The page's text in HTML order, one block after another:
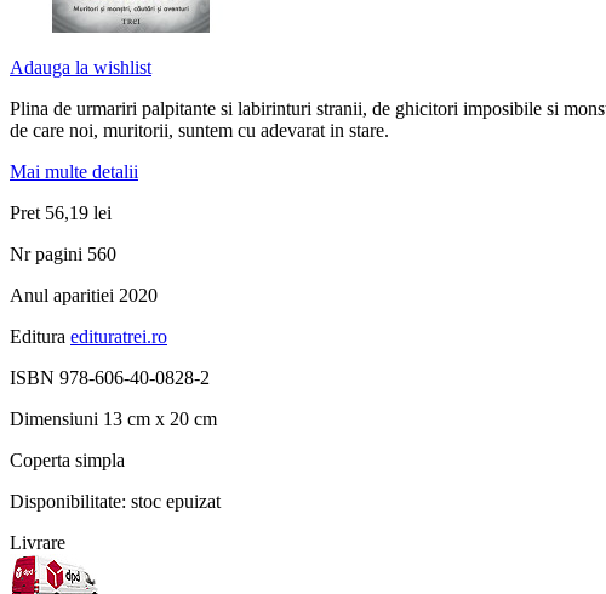
Adauga la wishlist
Plina de urmariri palpitante si labirinturi stranii, de ghicitori imposibile si
de care noi, muritorii, suntem cu adevarat in stare.
Mai multe detalii
Pret 56,19 lei
Nr pagini 560
Anul aparitiei 2020
Editura edituratrei.ro
ISBN 978-606-40-0828-2
Dimensiuni 13 cm x 20 cm
Coperta simpla
Disponibilitate: stoc epuizat
Livrare